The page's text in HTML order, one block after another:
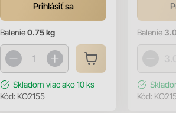
Prihlásiť sa
Balenie0.75 kg
Skladom viac ako 10 ks
Kód: KO2155
Balenie
Kód: